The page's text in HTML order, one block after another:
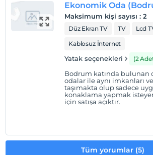
Ekonomik Oda
Maksimum kişi sayısı : 2
Düz Ekran TV TV
Lcd
Kablosuz İnternet
Yatak seçenekleri (2
Bodrum katında bulunan
odalar ile aynı imkanları
taşımakta olup sadece
konaklama yapmak
için satışa açıktır.
Tüm yorumlar (5)